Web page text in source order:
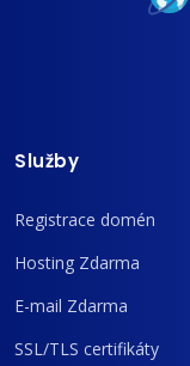
Služby
Registrace domén
Hosting Zdarma
E-mail Zdarma
SSL/TLS certifikáty